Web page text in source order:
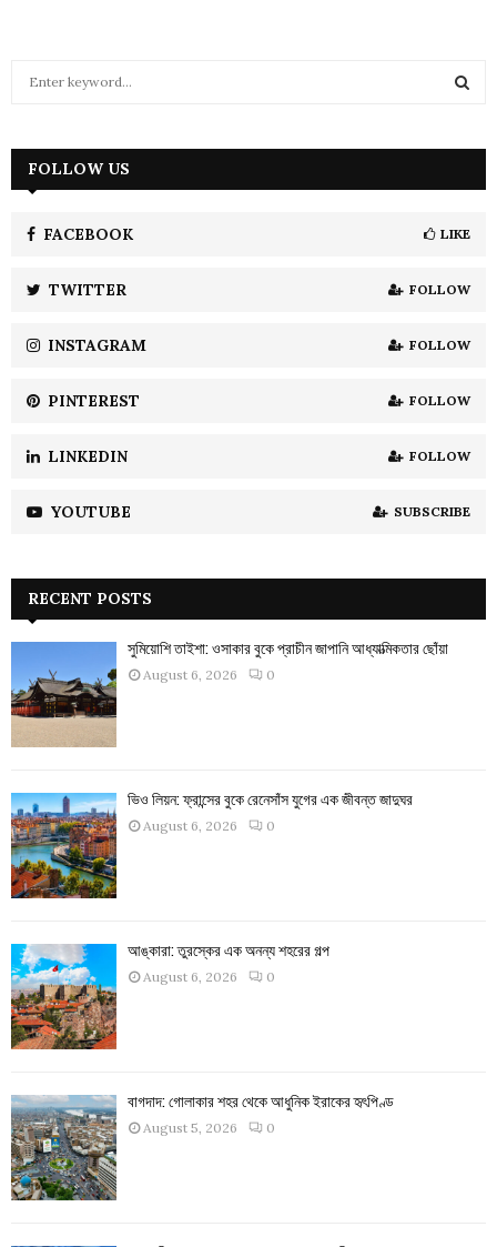
h
H
FOLLOW US
FACEBOOK LIKE
TWITTER FOLLOW
INSTAGRAM FOLLOW
PINTEREST FOLLOW
LINKEDIN FOLLOW
YOUTUBE SUBSCRIBE
RECENT POSTS
সুমিয়োশি তাইশা: ওসাকার বুকে প্রাচীন জাপানি আধ্যাত্মিকতার ছোঁয়া
August 6, 2026 0
ভিও লিয়ন: ফ্রান্সের বুকে রেনেসাঁস যুগের এক জীবন্ত জাদুঘর
August 6, 2026 0
আঙ্কারা: তুরস্কের এক অনন্য শহরের গল্প
August 6, 2026 0
বাগদাদ: গোলাকার শহর থেকে আধুনিক ইরাকের হৃৎপিণ্ড
August 5, 2026 0